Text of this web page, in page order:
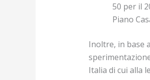
50 per il
Piano
Inoltre, in base
Italia di cui alla